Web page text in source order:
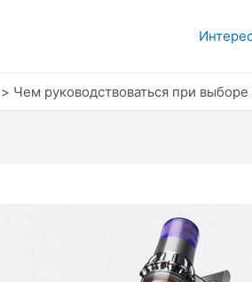
Чем руководствоваться при